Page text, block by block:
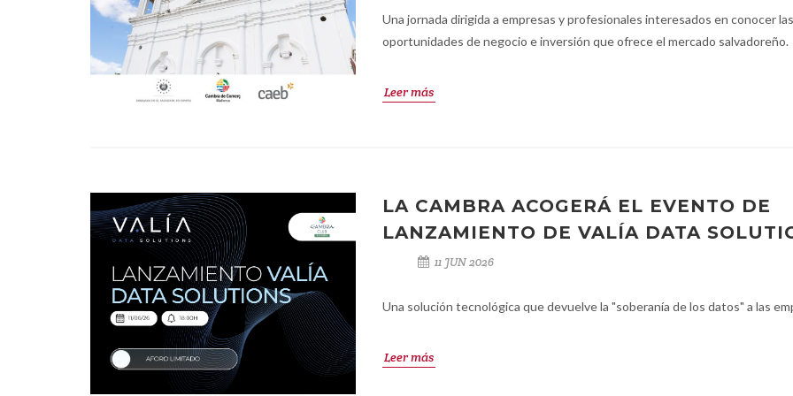
Una jornada dirigida a empresas y profesionales interesados en conocer las
oportunidades de negocio e inversión que ofrece el mercado salvadoreño.
Leer más
LA CAMBRA ACOGERÁ EL EVENTO DE
LANZAMIENTO DE VALÍA DATA
11 JUN 2026
Una solución tecnológica que devuelve la "soberanía de los datos" a las
Leer más